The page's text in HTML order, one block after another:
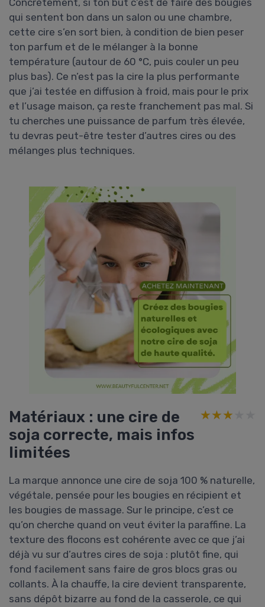
Concrètement, si ton but c’est de faire des bougies
qui sentent bon dans un salon ou une chambre,
cette cire s’en sort bien, à condition de bien peser
ton parfum et de le mélanger à la bonne
température (autour de 60 °C, puis couler un peu
plus bas). Ce n’est pas la cire la plus performante
que j’ai testée en diffusion à froid, mais pour le prix
et l’usage maison, ça reste franchement pas mal. Si
tu cherches une puissance de parfum très élevée,
tu devras peut-être tester d’autres cires ou des
mélanges plus techniques.
Matériaux : une cire de
soja correcte, mais infos
limitées
★★★★★
★★★★★
La marque annonce une cire de soja 100 % naturelle,
végétale, pensée pour les bougies en récipient et
les bougies de massage. Sur le principe, c’est ce
qu’on cherche quand on veut éviter la paraffine. La
texture des flocons est cohérente avec ce que j’ai
déjà vu sur d’autres cires de soja : plutôt fine, qui
fond facilement sans faire de gros blocs gras ou
collants. À la chauffe, la cire devient transparente,
sans dépôt bizarre au fond de la casserole, ce qui